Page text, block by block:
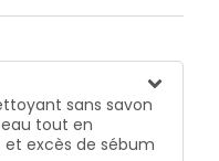
sans savon
tout en
excès de sébum